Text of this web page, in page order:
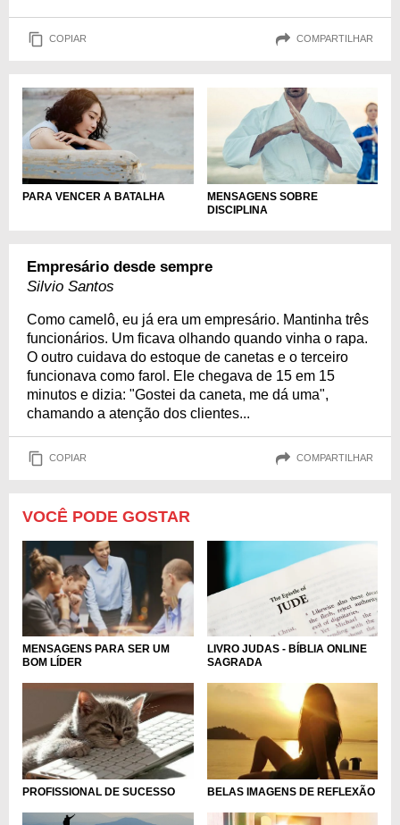
COPIAR COMPARTILHAR
PARA VENCER A BATALHA
MENSAGENS SOBRE
DISCIPLINA
Empresário desde sempre
Silvio Santos
Como camelô, eu já era um empresário. Mantinha três
funcionários. Um ficava olhando quando vinha o rapa.
O outro cuidava do estoque de canetas e o terceiro
funcionava como farol. Ele chegava de 15 em 15
minutos e dizia: "Gostei da caneta, me dá uma",
chamando a atenção dos clientes...
COPIAR COMPARTILHAR
VOCÊ PODE GOSTAR
MENSAGENS PARA SER UM
BOM LÍDER
LIVRO JUDAS - BÍBLIA ONLINE
SAGRADA
PROFISSIONAL DE SUCESSO BELAS IMAGENS DE REFLEXÃO